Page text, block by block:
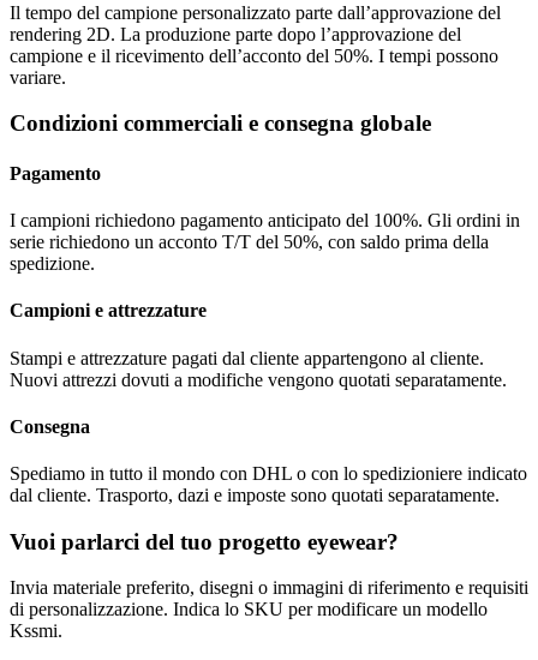
Il tempo del campione personalizzato parte dall’approvazione del
rendering 2D. La produzione parte dopo l’approvazione del
campione e il ricevimento dell’acconto del 50%. I tempi possono
variare.
Condizioni commerciali e consegna globale
Pagamento
I campioni richiedono pagamento anticipato del 100%. Gli ordini in
serie richiedono un acconto T/T del 50%, con saldo prima della
spedizione.
Campioni e attrezzature
Stampi e attrezzature pagati dal cliente appartengono al cliente.
Nuovi attrezzi dovuti a modifiche vengono quotati separatamente.
Consegna
Spediamo in tutto il mondo con DHL o con lo spedizioniere indicato
dal cliente. Trasporto, dazi e imposte sono quotati separatamente.
Vuoi parlarci del tuo progetto eyewear?
Invia materiale preferito, disegni o immagini di riferimento e requisiti
di personalizzazione. Indica lo SKU per modificare un modello
Kssmi.